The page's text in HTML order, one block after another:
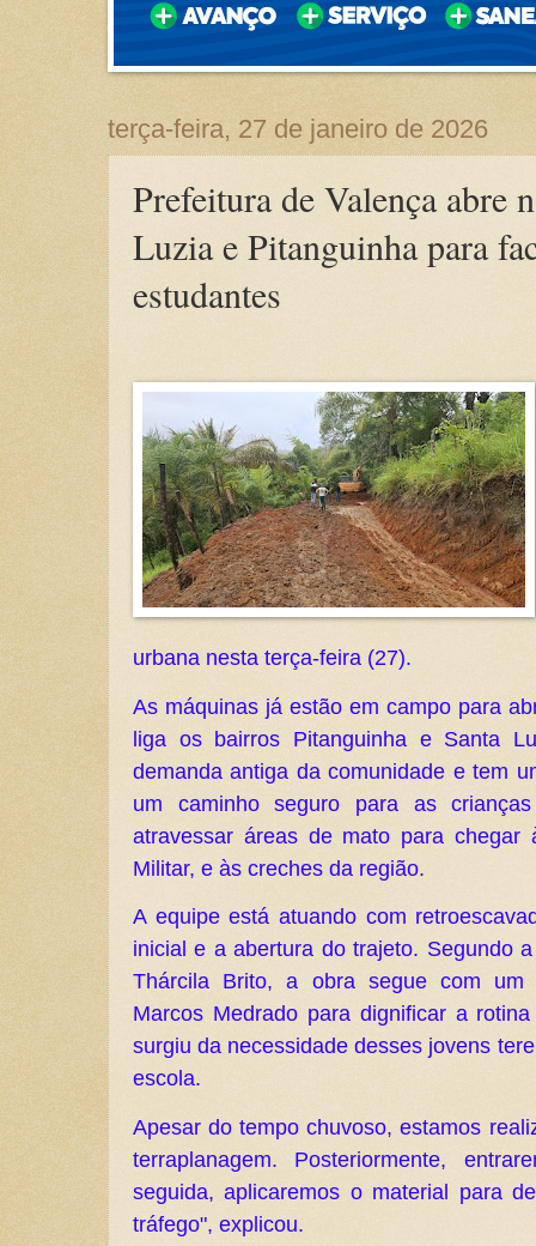
terça-feira, 27 de janeiro de 2026
Prefeitura de Valença abre
Luzia e Pitanguinha para
estudantes
urbana nesta terça-feira (27).
As máquinas já estão em campo para
liga os bairros Pitanguinha e Santa
demanda antiga da comunidade e tem
um caminho seguro para as
atravessar áreas de mato para chegar
Militar, e às creches da região.
A equipe está atuando com
inicial e a abertura do trajeto. Segundo
Thárcila Brito, a obra segue com um
Marcos Medrado para dignificar a
surgiu da necessidade desses jovens
escola.
Apesar do tempo chuvoso, estamos
terraplanagem. Posteriormente,
seguida, aplicaremos o material para
tráfego", explicou.